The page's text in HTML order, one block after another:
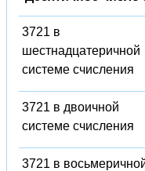
3721 в
шестнадцатеричной
системе счисления
3721 в двоичной
системе счисления
3721 в